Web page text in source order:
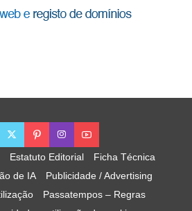
Estatuto Editorial
Ficha Técnica
de IA
Publicidade / Advertising
Passatempos – Regras